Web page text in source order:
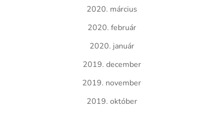
2020. március
2020. február
2020. január
2019. december
2019. november
2019. október